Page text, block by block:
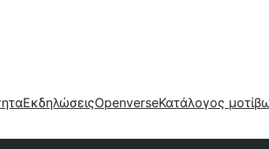
ΕκδηλώσειςOpenverseΚατάλογος